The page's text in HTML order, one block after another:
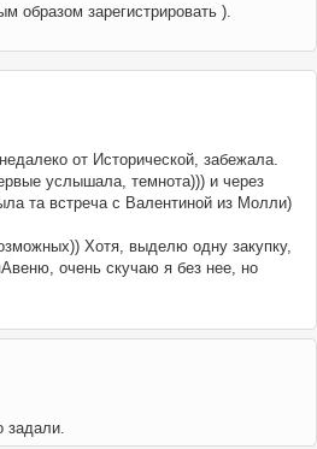
образом зарегистрировать ).
от Исторической, забежала.
услышала, темнота))) и через
та встреча с Валентиной из Молли)
Хотя, выделю одну закупку,
очень скучаю я без нее, но
задали.